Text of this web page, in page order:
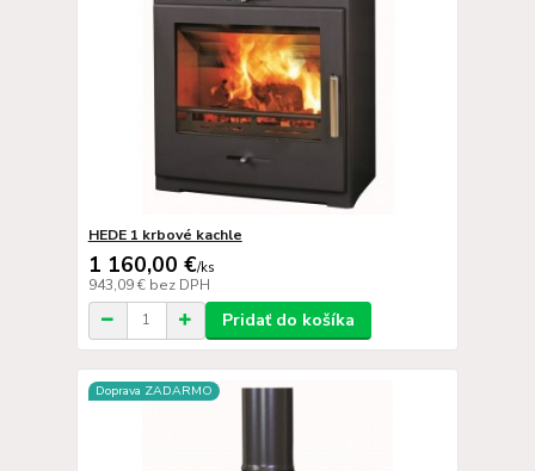
HEDE 1 krbové kachle
1 160,00 €/ks
943,09 € bez DPH
Pridať do košíka
Doprava ZADARMO